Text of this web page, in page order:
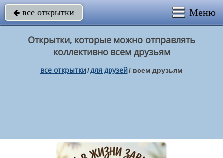
 все открытки Меню
Открытки, которые можно отправлять
коллективно всем друзьям
все открытки/для друзей/ всем друзьям